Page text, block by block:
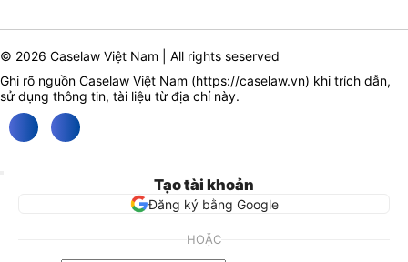
© 2026 Caselaw Việt Nam | All rights seserved
Ghi rõ nguồn Caselaw Việt Nam (https://caselaw.vn) khi trích dẫn,
sử dụng thông tin, tài liệu từ địa chỉ này.
Tạo tài khoản
Đăng ký bằng Google
HOẶC